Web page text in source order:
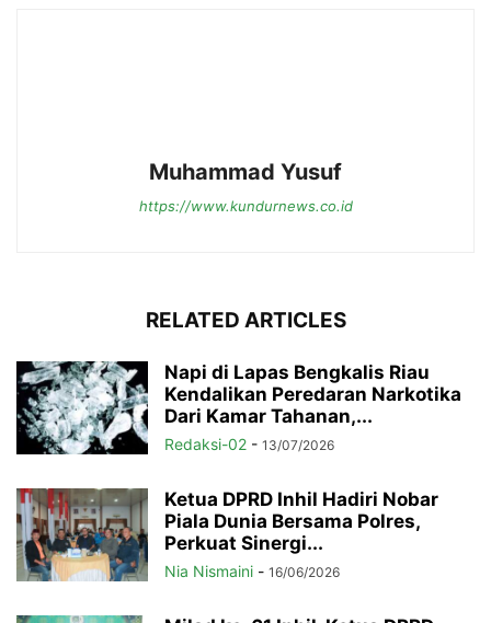
Muhammad Yusuf
https://www.kundurnews.co.id
RELATED ARTICLES
Napi di Lapas Bengkalis Riau
Kendalikan Peredaran Narkotika
Dari Kamar Tahanan,...
Redaksi-02 - 13/07/2026
Ketua DPRD Inhil Hadiri Nobar
Piala Dunia Bersama Polres,
Perkuat Sinergi...
Nia Nismaini - 16/06/2026